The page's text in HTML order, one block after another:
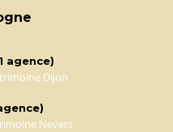
agence)
Dijon
Nevers